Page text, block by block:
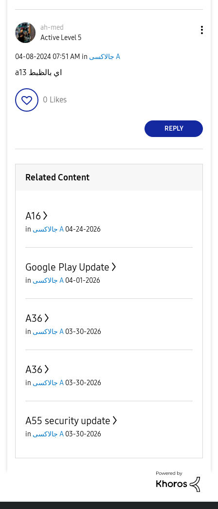
ah-med
Active Level 5
‎04-08-2024 07:51 AM in جالاكسى A
a13 اي بالظبط
0 Likes
REPLY
Related Content
A16
in جالاكسى A 04-24-2026
Google Play Update
in جالاكسى A 04-01-2026
A36
in جالاكسى A 03-30-2026
A36
in جالاكسى A 03-30-2026
A55 security update
in جالاكسى A 03-30-2026